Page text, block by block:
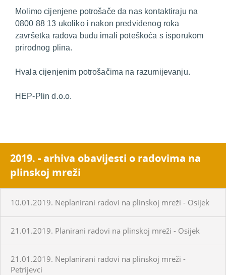
Molimo cijenjene potrošače da nas kontaktiraju na
0800 88 13 ukoliko i nakon predviđenog roka
završetka radova budu imali poteškoća s isporukom
prirodnog plina.
Hvala cijenjenim potrošačima na razumijevanju.
HEP-Plin d.o.o.
2019. - arhiva obavijesti o radovima na
plinskoj mreži
10.01.2019. Neplanirani radovi na plinskoj mreži - Osijek
21.01.2019. Planirani radovi na plinskoj mreži - Osijek
21.01.2019. Neplanirani radovi na plinskoj mreži -
Petrijevci